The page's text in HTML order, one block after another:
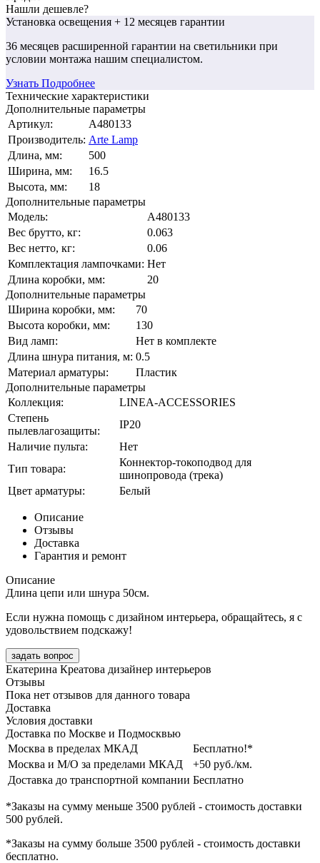
Нашли дешевле?
Установка освещения + 12 месяцев гарантии
36 месяцев расширенной гарантии на светильники при
условии монтажа нашим специалистом.
Узнать Подробнее
Технические характеристики
Дополнительные параметры
Артикул:
A480133
Производитель: Arte Lamp
Длина, мм:
500
Ширина, мм:
16.5
Высота, мм:
18
Дополнительные параметры
Модель:
A480133
Вес брутто, кг:
0.063
Вес нетто, кг:
0.06
Комплектация лампочками: Нет
Длина коробки, мм:
20
Дополнительные параметры
Ширина коробки, мм:
70
Высота коробки, мм:
130
Вид ламп:
Нет в комплекте
Длина шнура питания, м: 0.5
Материал арматуры:
Пластик
Дополнительные параметры
Коллекция:
LINEA-ACCESSORIES
Степень
пылевлагозащиты:
IP20
Наличие пульта:
Нет
Тип товара:
Коннектор-токоподвод для
шинопровода (трека)
Цвет арматуры:
Белый
Описание
Отзывы
Доставка
Гарантия и ремонт
Описание
Длина цепи или шнура 50см.
Если нужна помощь с дизайном интерьера, обращайтесь, я с
удовольствием подскажу!
задать вопрос
Екатерина Креатова дизайнер интерьеров
Отзывы
Пока нет отзывов для данного товара
Доставка
Условия доставки
Доставка по Москве и Подмосквью
Москва в пределах МКАД
Бесплатно!*
Москва и М/О за пределами МКАД
+50 руб./км.
Доставка до транспортной компании Бесплатно
*Заказы на сумму меньше 3500 рублей - стоимость доставки
500 рублей.
*Заказы на сумму больше 3500 рублей - стоимость доставки
бесплатно.